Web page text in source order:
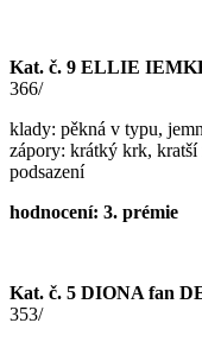
Kat. č. 9 ELLIE
366/
klady: pěkná v typu,
zápory: krátký krk,
podsazení
hodnocení: 3. prémie
Kat. č. 5 DIONA fan
353/